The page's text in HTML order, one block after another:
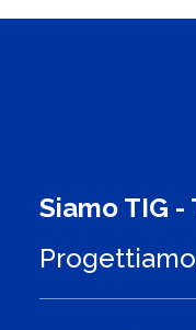
Siamo TIG